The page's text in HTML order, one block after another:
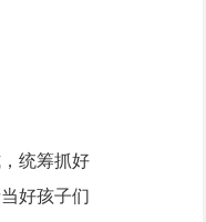
统筹抓好
好孩子们